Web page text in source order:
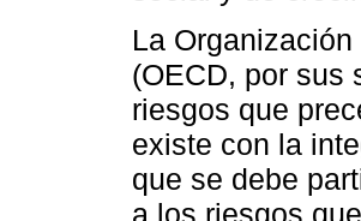
La
(OECD, por sus
riesgos que
existe con la
que se debe
a los riesgos